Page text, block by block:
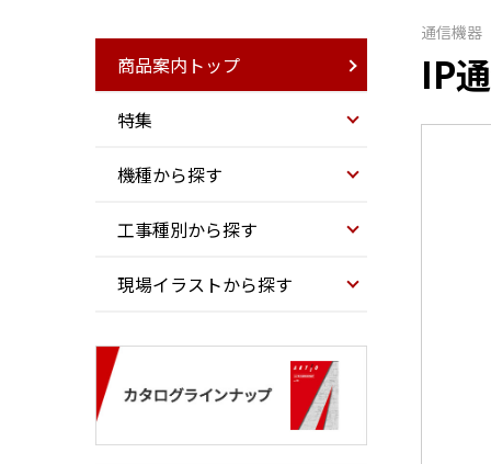
通信機器
IP
商品案内トップ
特集
機種から探す
工事種別から探す
現場イラストから探す